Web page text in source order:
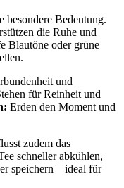
besondere Bedeutung.
die Ruhe und
Blautöne oder grüne
und
für Reinheit und
Erden den Moment und
zudem das
schneller abkühlen,
speichern – ideal für